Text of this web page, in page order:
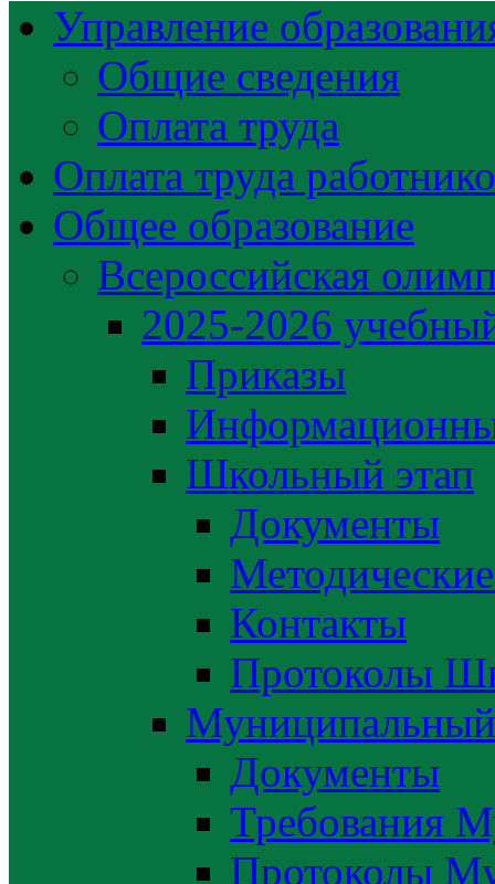
Управление
Общие сведения
Оплата труда
Оплата труда
Общее образование
Всероссийская
2025-2026
Приказы
Школьный этап
Документы
Контакты
Протоколы
Муниципальный
Документы
Требования
Протоколы